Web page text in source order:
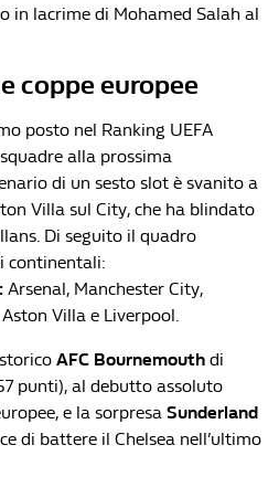
in lacrime di Mohamed Salah al
coppe europee
posto nel Ranking UEFA
alla prossima
di un sesto slot è svanito a
Villa sul City, che ha blindato
Di seguito il quadro
continentali:
Arsenal, Manchester City,
Villa e Liverpool.
AFC Bournemouth di
punti), al debutto assoluto
e la sorpresa Sunderland
di battere il Chelsea nell’ultimo